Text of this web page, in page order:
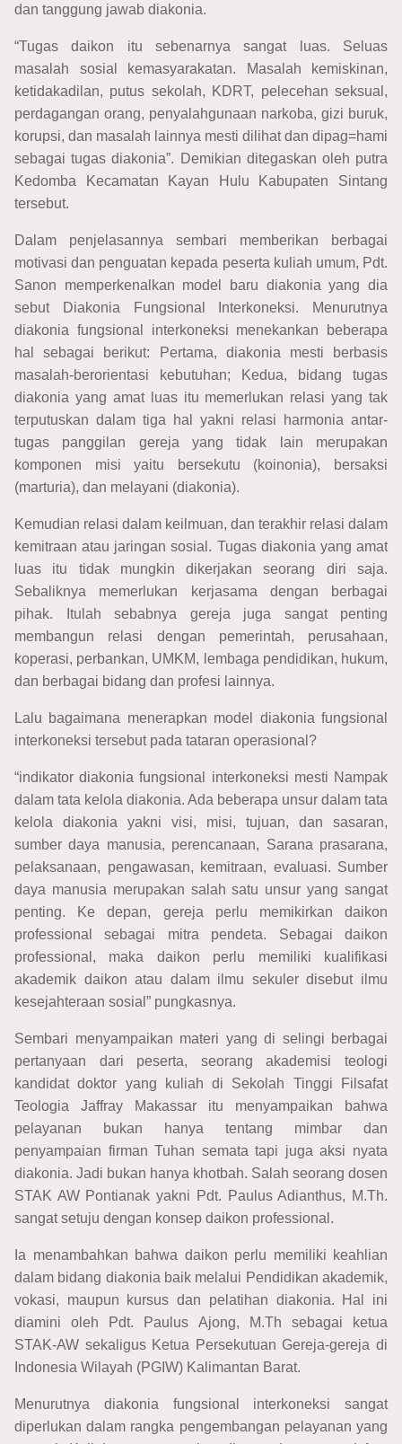
dan tanggung jawab diakonia.
“Tugas daikon itu sebenarnya sangat luas. Seluas
masalah sosial kemasyarakatan. Masalah kemiskinan,
ketidakadilan, putus sekolah, KDRT, pelecehan seksual,
perdagangan orang, penyalahgunaan narkoba, gizi buruk,
korupsi, dan masalah lainnya mesti dilihat dan dipag=hami
sebagai tugas diakonia”. Demikian ditegaskan oleh putra
Kedomba Kecamatan Kayan Hulu Kabupaten Sintang
tersebut.
Dalam penjelasannya sembari memberikan berbagai
motivasi dan penguatan kepada peserta kuliah umum, Pdt.
Sanon memperkenalkan model baru diakonia yang dia
sebut Diakonia Fungsional Interkoneksi. Menurutnya
diakonia fungsional interkoneksi menekankan beberapa
hal sebagai berikut: Pertama, diakonia mesti berbasis
masalah-berorientasi kebutuhan; Kedua, bidang tugas
diakonia yang amat luas itu memerlukan relasi yang tak
terputuskan dalam tiga hal yakni relasi harmonia antar-
tugas panggilan gereja yang tidak lain merupakan
komponen misi yaitu bersekutu (koinonia), bersaksi
(marturia), dan melayani (diakonia).
Kemudian relasi dalam keilmuan, dan terakhir relasi dalam
kemitraan atau jaringan sosial. Tugas diakonia yang amat
luas itu tidak mungkin dikerjakan seorang diri saja.
Sebaliknya memerlukan kerjasama dengan berbagai
pihak. Itulah sebabnya gereja juga sangat penting
membangun relasi dengan pemerintah, perusahaan,
koperasi, perbankan, UMKM, lembaga pendidikan, hukum,
dan berbagai bidang dan profesi lainnya.
Lalu bagaimana menerapkan model diakonia fungsional
interkoneksi tersebut pada tataran operasional?
“indikator diakonia fungsional interkoneksi mesti Nampak
dalam tata kelola diakonia. Ada beberapa unsur dalam tata
kelola diakonia yakni visi, misi, tujuan, dan sasaran,
sumber daya manusia, perencanaan, Sarana prasarana,
pelaksanaan, pengawasan, kemitraan, evaluasi. Sumber
daya manusia merupakan salah satu unsur yang sangat
penting. Ke depan, gereja perlu memikirkan daikon
professional sebagai mitra pendeta. Sebagai daikon
professional, maka daikon perlu memiliki kualifikasi
akademik daikon atau dalam ilmu sekuler disebut ilmu
kesejahteraan sosial” pungkasnya.
Sembari menyampaikan materi yang di selingi berbagai
pertanyaan dari peserta, seorang akademisi teologi
kandidat doktor yang kuliah di Sekolah Tinggi Filsafat
Teologia Jaffray Makassar itu menyampaikan bahwa
pelayanan bukan hanya tentang mimbar dan
penyampaian firman Tuhan semata tapi juga aksi nyata
diakonia. Jadi bukan hanya khotbah. Salah seorang dosen
STAK AW Pontianak yakni Pdt. Paulus Adianthus, M.Th.
sangat setuju dengan konsep daikon professional.
Ia menambahkan bahwa daikon perlu memiliki keahlian
dalam bidang diakonia baik melalui Pendidikan akademik,
vokasi, maupun kursus dan pelatihan diakonia. Hal ini
diamini oleh Pdt. Paulus Ajong, M.Th sebagai ketua
STAK-AW sekaligus Ketua Persekutuan Gereja-gereja di
Indonesia Wilayah (PGIW) Kalimantan Barat.
Menurutnya diakonia fungsional interkoneksi sangat
diperlukan dalam rangka pengembangan pelayanan yang